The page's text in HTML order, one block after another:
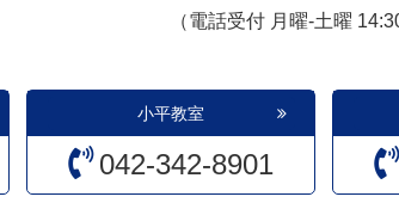
（電話受付 月曜-土曜
小平教室
042-342-8901